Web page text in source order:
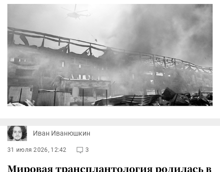
Иван Иванюшкин
31 июля 2026, 12:42 3
Мировая трансплантология родилась в